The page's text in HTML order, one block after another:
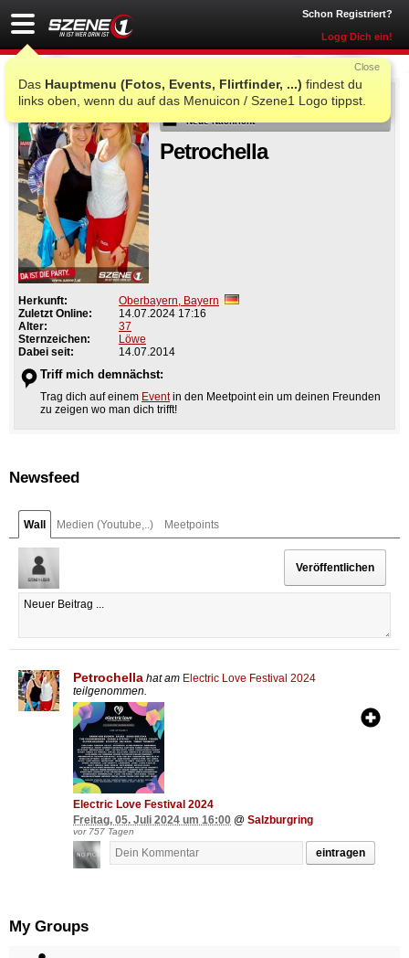
Schon Registriert?
Logg Dich ein!
Das Hauptmenu (Fotos, Events, Flirtfinder, ...) findest du
links oben, wenn du auf das Menuicon / Szene1 Logo tippst.
Close
Als Freund
Neue Nachricht
Petrochella
Herkunft:
Oberbayern, Bayern
Zuletzt Online:
14.07.2024 17:16
Alter:
37
Sternzeichen:
Löwe
Dabei seit:
14.07.2014
Triff mich demnächst:
Trag dich auf einem Eventin den Meetpoint ein um deinen Freunden
zu zeigen wo man dich trifft!
Newsfeed
Wall Medien (Youtube,..) Meetpoints
Petrochella hat am Electric Love Festival 2024
teilgenommen.
Electric Love Festival 2024
Freitag, 05. Juli 2024 um 16:00 @ Salzburgring
vor 757 Tagen
eintragen
My Groups